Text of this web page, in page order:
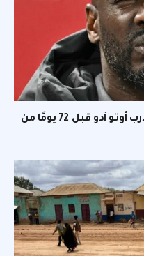
الاتحاد الغاني لكرة القدم يقيل المدرب أوتو آدو قبل 72 يومًا من